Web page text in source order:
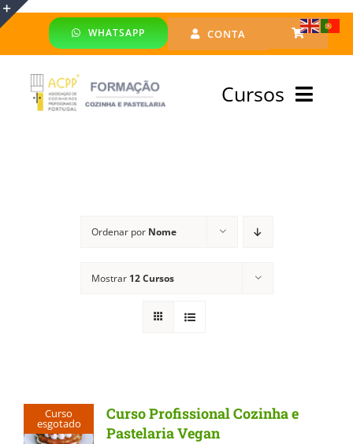
Skip
WHATSAPP CONTA
Cursos
Financiado
Ordenar por Nome
Mostrar 12 Cursos
Curso
esgotado
Curso Profissional Cozinha e
Pastelaria Vegan